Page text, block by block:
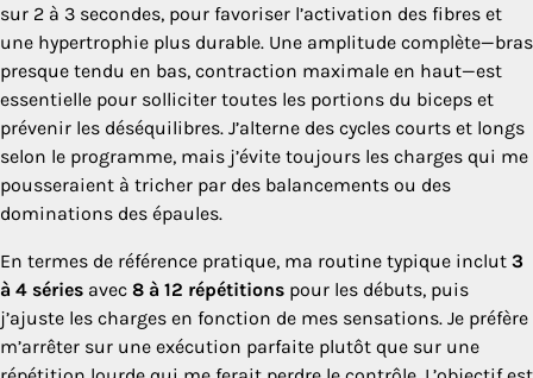
sur 2 à 3 secondes, pour favoriser l’activation des fibres et
une hypertrophie plus durable. Une amplitude complète—bras
presque tendu en bas, contraction maximale en haut—est
essentielle pour solliciter toutes les portions du biceps et
prévenir les déséquilibres. J’alterne des cycles courts et longs
selon le programme, mais j’évite toujours les charges qui me
pousseraient à tricher par des balancements ou des
dominations des épaules.
En termes de référence pratique, ma routine typique inclut 3
à 4 séries avec 8 à 12 répétitions pour les débuts, puis
j’ajuste les charges en fonction de mes sensations. Je préfère
m’arrêter sur une exécution parfaite plutôt que sur une